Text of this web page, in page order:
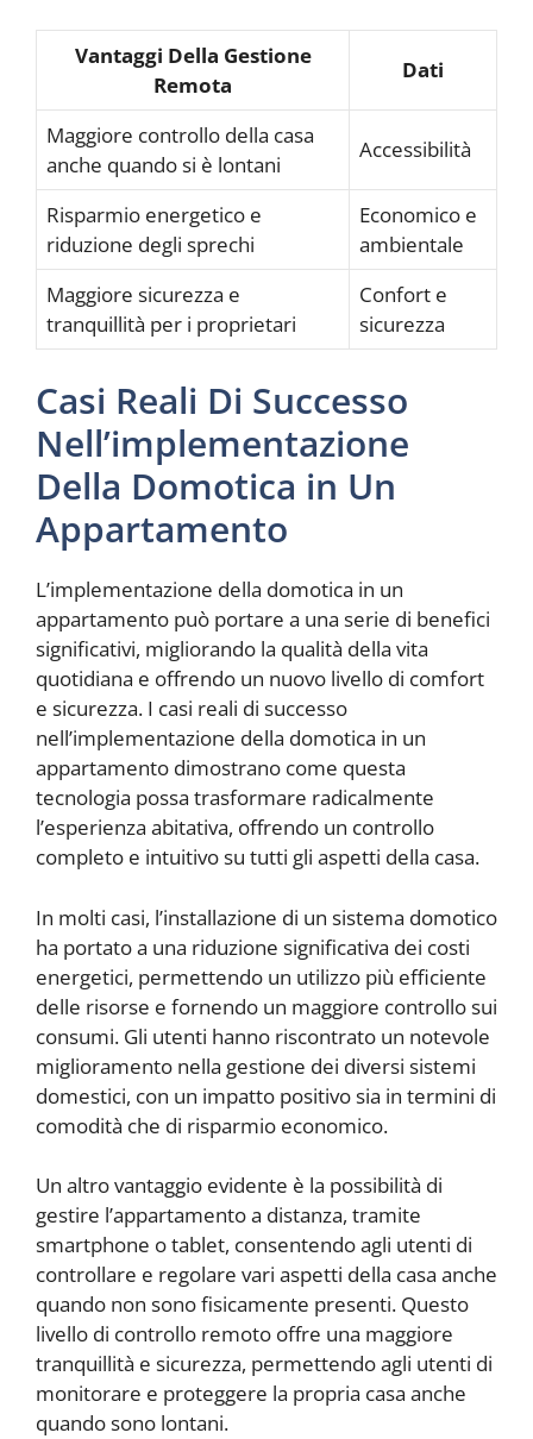
Vantaggi Della Gestione
Remota
Dati
Maggiore controllo della casa
anche quando si è lontani
Accessibilità
Risparmio energetico e
riduzione degli sprechi
Economico e
ambientale
Maggiore sicurezza e
tranquillità per i proprietari
Confort e
sicurezza
Casi Reali Di Successo
Nell’implementazione
Della Domotica in Un
Appartamento
L’implementazione della domotica in un
appartamento può portare a una serie di benefici
significativi, migliorando la qualità della vita
quotidiana e offrendo un nuovo livello di comfort
e sicurezza. I casi reali di successo
nell’implementazione della domotica in un
appartamento dimostrano come questa
tecnologia possa trasformare radicalmente
l’esperienza abitativa, offrendo un controllo
completo e intuitivo su tutti gli aspetti della casa.
In molti casi, l’installazione di un sistema domotico
ha portato a una riduzione significativa dei costi
energetici, permettendo un utilizzo più efficiente
delle risorse e fornendo un maggiore controllo sui
consumi. Gli utenti hanno riscontrato un notevole
miglioramento nella gestione dei diversi sistemi
domestici, con un impatto positivo sia in termini di
comodità che di risparmio economico.
Un altro vantaggio evidente è la possibilità di
gestire l’appartamento a distanza, tramite
smartphone o tablet, consentendo agli utenti di
controllare e regolare vari aspetti della casa anche
quando non sono fisicamente presenti. Questo
livello di controllo remoto offre una maggiore
tranquillità e sicurezza, permettendo agli utenti di
monitorare e proteggere la propria casa anche
quando sono lontani.